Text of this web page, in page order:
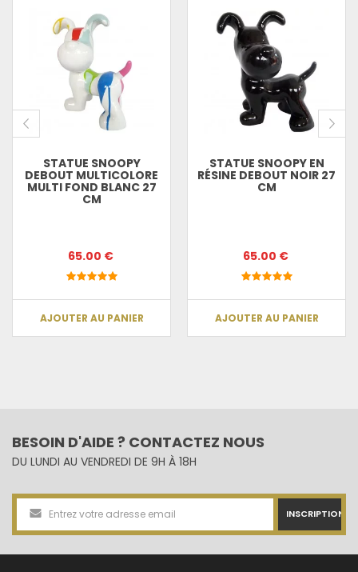
STATUE SNOOPY
DEBOUT MULTICOLORE
MULTI FOND BLANC 27
CM
65.00 €
AJOUTER AU PANIER
STATUE SNOOPY EN
RÉSINE DEBOUT NOIR 27
CM
65.00 €
AJOUTER AU PANIER
BESOIN D'AIDE ? CONTACTEZ NOUS
DU LUNDI AU VENDREDI DE 9H À 18H
INSCRIPTION